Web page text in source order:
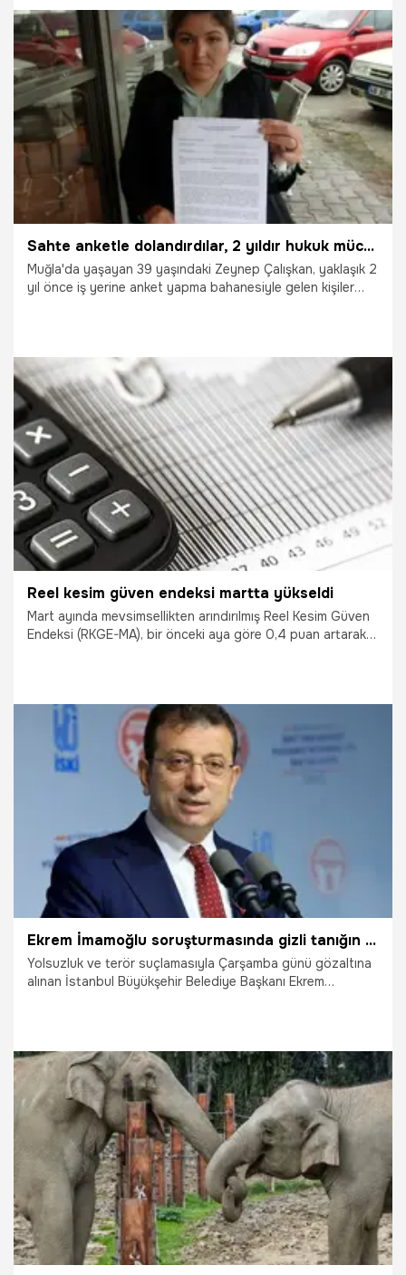
alarak İçişleri Bakanlığı'nın böyle bir çalışmasının olmadığını
öğrenen mahalle muhtarı Zehra Er, şüphelilerin bazı
binalardaki güvenlik kamera görüntülerini paylaşarak
mahalleliyi uyardı.
7.05.2025 Gündem
Sahte anketle dolandırdılar, 2 yıldır hukuk mücadelesi veriyor
Muğla'da yaşayan 39 yaşındaki Zeynep Çalışkan, yaklaşık 2
yıl önce iş yerine anket yapma bahanesiyle gelen kişiler
uğraştığını ve 2 yıldır hukuk mücadelesi verdiğini belirtti.
9.04.2025 Gündem
Reel kesim güven endeksi martta yükseldi
Mart ayında mevsimsellikten arındırılmış Reel Kesim Güven
Endeksi (RKGE-MA), bir önceki aya göre 0,4 puan artarak
25.03.2025 Ekonomi
Ekrem İmamoğlu soruşturmasında gizli tanığın ifadesi ortaya çıktı: CHP’ye destek karşılığında örgüte yardım ettiler
Yolsuzluk ve terör suçlamasıyla Çarşamba günü gözaltına
alınan İstanbul Büyükşehir Belediye Başkanı Ekrem
soruşturma kapsamında ifadesinin alındı.
21.03.2025 Gündem